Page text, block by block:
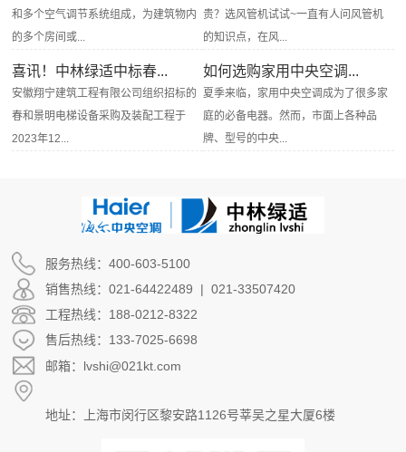
和多个空气调节系统组成，为建筑物内
的多个房间或...
贵？选风管机试试~一直有人问风管机
的知识点，在风...
喜讯！中林绿适中标春...
安徽翔宁建筑工程有限公司组织招标的
春和景明电梯设备采购及装配工程于
2023年12...
如何选购家用中央空调...
夏季来临，家用中央空调成为了很多家
庭的必备电器。然而，市面上各种品
牌、型号的中央...
服务热线：400-603-5100
销售热线：021-64422489 | 021-33507420
工程热线：188-0212-8322
售后热线：133-7025-6698
邮箱：lvshi@021kt.com
地址：上海市闵行区黎安路1126号莘吴之星大厦6楼